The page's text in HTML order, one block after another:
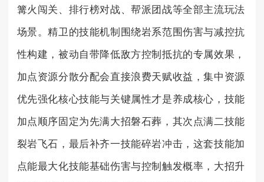
篝火闯关、排行榜对战、帮派团战等全部主流玩法
场景。精卫的技能机制围绕岩系范围伤害与减控抗
性构建，被动自带降低敌方控制抵抗的专属效果，
加点资源分散分配会直接浪费天赋收益，集中资源
优先强化核心技能与关键属性才是养成核心，技能
加点顺序固定为先满大招磐石葬，其次点满二技能
裂岩飞石，最后补齐一技能碎岩冲击，这套技能加
点能最大化技能基础伤害与控制触发概率，大招升